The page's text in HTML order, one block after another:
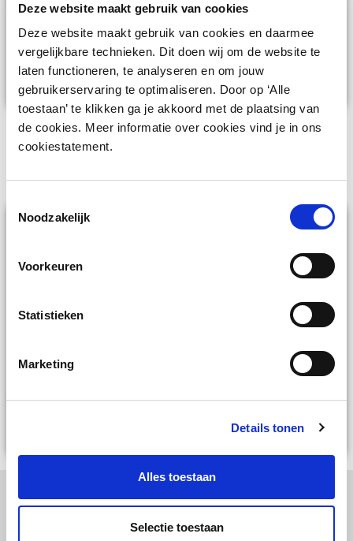
Deze website maakt gebruik van cookies
Deze website maakt gebruik van cookies en daarmee
vergelijkbare technieken. Dit doen wij om de website te
laten functioneren, te analyseren en om jouw
gebruikerservaring te optimaliseren. Door op ‘Alle
toestaan’ te klikken ga je akkoord met de plaatsing van
de cookies. Meer informatie over cookies vind je in ons
cookiestatement.
Noodzakelijk
Voorkeuren
Statistieken
Marketing
Details tonen
Alles toestaan
Selectie toestaan
gebruiksvriendelijk ontwerp voor zowel
beheerders als gebruikers. Het reserveren,
claimen en gebruiken van een locker gaat
eenvoudig. Net zoals het online beheren.
beveiligingsmaatregelen. Zo wordt al het
om de veiligheid te waarborgen.
Veilig toegang krijgen